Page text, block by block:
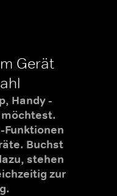
Gerät
Handy -
Funktionen
Buchst
stehen
zur